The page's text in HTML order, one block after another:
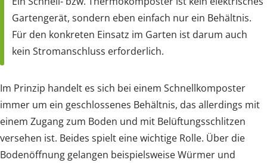
Gartengerät, sondern eben einfach nur ein Behältnis.
Für den konkreten Einsatz im Garten ist darum auch
kein Stromanschluss erforderlich.
Im Prinzip handelt es sich bei einem Schnellkomposter
immer um ein geschlossenes Behältnis, das allerdings mit
einem Zugang zum Boden und mit Belüftungsschlitzen
versehen ist. Beides spielt eine wichtige Rolle. Über die
Bodenöffnung gelangen beispielsweise Würmer und